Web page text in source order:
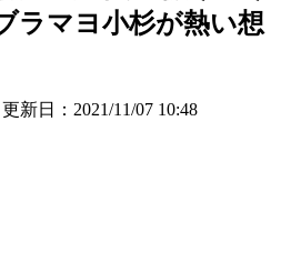
ラマヨ小杉が熱い想
新日： 2021/11/07 10:48